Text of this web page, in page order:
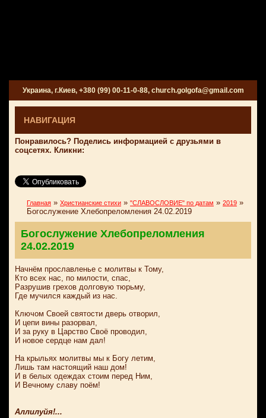
Украина, г.Киев, +380 (99) 00-11-0-88, church.golgofa@gmail.com
НАВИГАЦИЯ
Понравилось? Поделись информацией с друзьями в
соцсетях. Кликни:
Главная » Христианские стихи » "СЛАВОСЛОВИЕ" по датам » 2019 »
Богослужение Хлебопреломления 24.02.2019
Богослужение Хлебопреломления
24.02.2019
Начнём прославленье с молитвы к Тому,
Кто всех нас, по милости, спас,
Разрушив грехов долговую тюрьму,
Где мучился каждый из нас.
Ключом Своей святости дверь отворил,
И цепи вины разорвал,
И за руку в Царство Своё проводил,
И новое сердце нам дал!
На крыльях молитвы мы к Богу летим,
Лишь там настоящий наш дом!
И в белых одеждах стоим перед Ним,
И Вечному славу поём!
Аллилуйя!...